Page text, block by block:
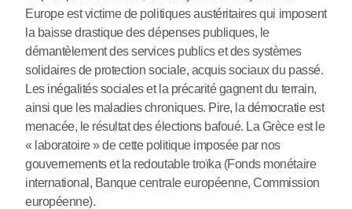
Europe est victime de politiques austéritaires qui imposent
la baisse drastique des dépenses publiques, le
démantèlement des services publics et des systèmes
solidaires de protection sociale, acquis sociaux du passé.
Les inégalités sociales et la précarité gagnent du terrain,
ainsi que les maladies chroniques. Pire, la démocratie est
menacée, le résultat des élections bafoué. La Grèce est le
« laboratoire » de cette politique imposée par nos
gouvernements et la redoutable troïka (Fonds monétaire
international, Banque centrale européenne, Commission
européenne).